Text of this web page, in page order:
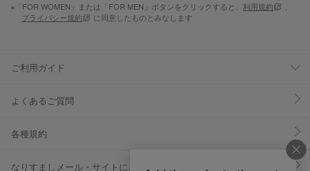
※「FOR WOMEN」または「FOR MEN」ボタンをクリックすると、 利用規約
プライバシー規約
に同意したものとみなします
ご利用ガイド
よくあるご質問
各種規約
なりすましメール・サイトにご注意ください